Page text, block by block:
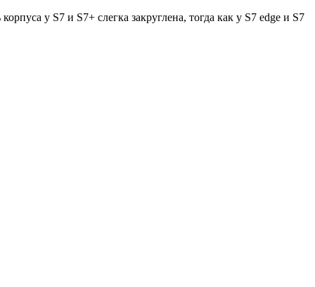
у S7 и S7+ слегка закруглена, тогда как у S7 edge и S7